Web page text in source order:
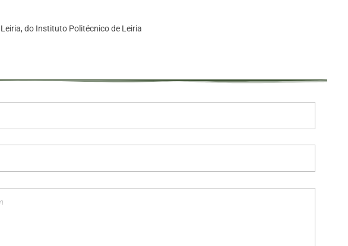
do Instituto Politécnico de Leiria